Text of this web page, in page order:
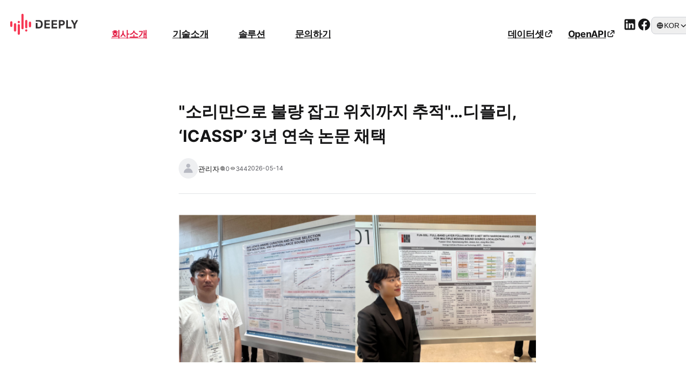
"소리만으로 불량 잡고 위치까지 추적"…디플리, ‘ICASSP’ 3년 연속 논문 채택
회사소개 기술소개 솔루션 문의하기 데이터셋 OpenAPI
KOR
"소리만으로 불량 잡고 위치까지 추적"…디플리,
‘ICASSP’ 3년 연속 논문 채택
관리자 0 3442026-05-14